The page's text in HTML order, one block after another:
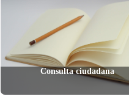
Consulta ciudadana